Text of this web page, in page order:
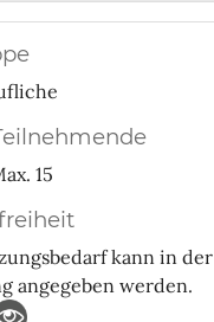
15
kann in der
angegeben werden.